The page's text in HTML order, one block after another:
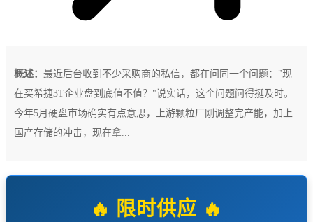
概述： 最近后台收到不少采购商的私信，都在问同一个问题："现
在买希捷3T企业盘到底值不值？"说实话，这个问题问得挺及时。
今年5月硬盘市场确实有点意思，上游颗粒厂刚调整完产能，加上
国产存储的冲击，现在拿...
🔥 限时供应 🔥